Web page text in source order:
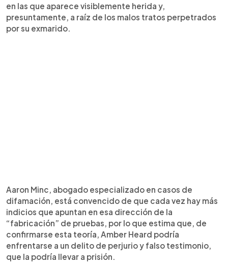
en las que aparece visiblemente herida y,
presuntamente, a raíz de los malos tratos perpetrados
por su exmarido.
Aaron Minc, abogado especializado en casos de
difamación, está convencido de que cada vez hay más
indicios que apuntan en esa dirección de la
“fabricación” de pruebas, por lo que estima que, de
confirmarse esta teoría, Amber Heard podría
enfrentarse a un delito de perjurio y falso testimonio,
que la podría llevar a prisión.